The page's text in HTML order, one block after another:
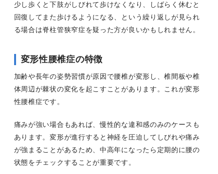
少し歩くと下肢がしびれて歩けなくなり、しばらく休むと
回復してまた歩けるようになる、という繰り返しが見られ
る場合は脊柱管狭窄症を疑った方が良いかもしれません。
変形性腰椎症の特徴
加齢や長年の姿勢習慣が原因で腰椎が変形し、椎間板や椎
体周辺が棘状の変化を起こすことがあります。これが変形
性腰椎症です。
痛みが強い場合もあれば、慢性的な違和感のみのケースも
あります。変形が進行すると神経を圧迫してしびれや痛み
が強まることがあるため、中高年になったら定期的に腰の
状態をチェックすることが重要です。